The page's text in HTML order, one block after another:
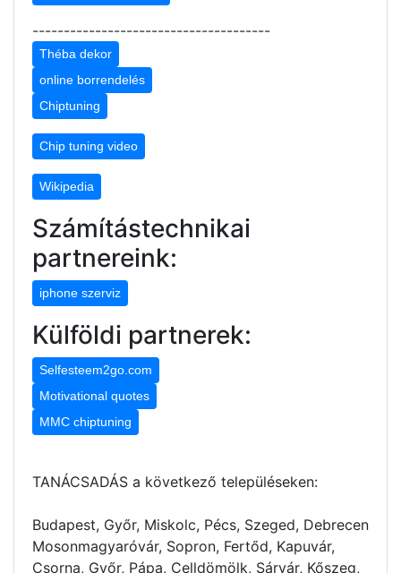
--------------------------------------
Théba dekor
online borrendelés
Chiptuning
Chip tuning video
Wikipedia
Számítástechnikai
partnereink:
iphone szerviz
Külföldi partnerek:
Selfesteem2go.com
Motivational quotes
MMC chiptuning
TANÁCSADÁS a következő településeken:
Budapest, Győr, Miskolc, Pécs, Szeged, Debrecen
Mosonmagyaróvár, Sopron, Fertőd, Kapuvár,
Csorna, Győr, Pápa, Celldömölk, Sárvár, Kőszeg,